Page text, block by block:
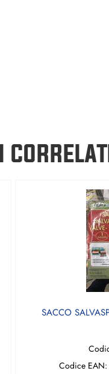
SACCO
Codice EAN: